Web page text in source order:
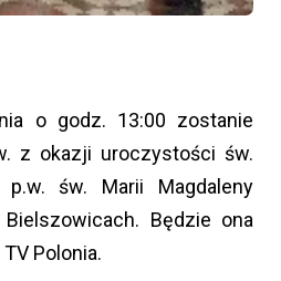
o godz. 13:00 zostanie
z okazji uroczystości św.
św. Marii Magdaleny
Będzie ona
Polonia.